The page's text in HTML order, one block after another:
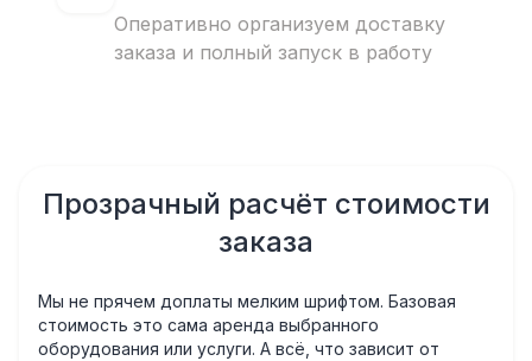
Оперативно организуем доставку
заказа и полный запуск в работу
Прозрачный расчёт стоимости
заказа
Мы не прячем доплаты мелким шрифтом. Базовая
стоимость это сама аренда выбранного
оборудования или услуги. А всё, что зависит от